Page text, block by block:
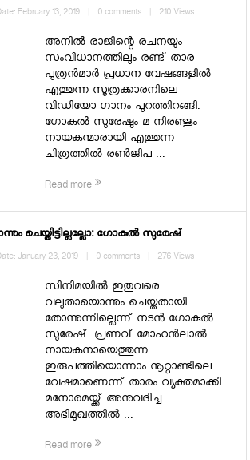
February 13, 2019 | 0 comments | 210 Views
അനില്‍ രാജിന്റെ രചനയും
സംവിധാനത്തിലും രണ്ട് താര
പുത്രന്‍മാര്‍ പ്രധാന വേഷങ്ങളില്‍
എത്തുന്ന സൂത്രക്കാരനിലെ
വിഡിയോ ഗാനം പുറത്തിറങ്ങി.
ഗോകുല്‍ സുരേഷും മ നിരഞ്ജും
നായകന്മാരായി എത്തുന്ന
ചിത്രത്തില്‍ രണ്‍ജിപ ...
Read more
ചെയ്തിട്ടില്ലല്ലോ: ഗോകുൽ സുരേഷ്
January 23, 2019 | 0 comments | 276 Views
സിനിമയിൽ ഇതുവരെ
വലുതായൊന്നും ചെയ്തതായി
തോന്നുന്നില്ലെന്ന് നടൻ ഗോകുൽ
സുരേഷ്. പ്രണവ് മോഹൻലാൽ
നായകനായെത്തുന്ന
ഇരുപത്തിയൊന്നാം നൂറ്റാണ്ടിലെ
വേഷമാണെന്ന് താരം വ്യക്തമാക്കി.
മനോരമയ്ക്ക് അനുവദിച്ച
അഭിമുഖത്തിൽ ...
Read more